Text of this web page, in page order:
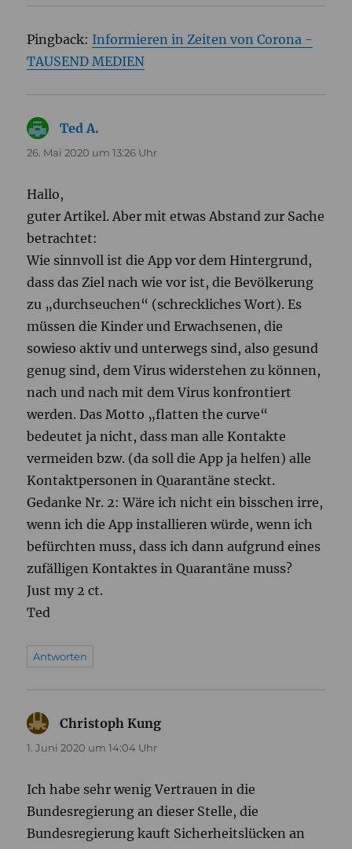
Pingback: Informieren in Zeiten von Corona -
TAUSEND MEDIEN
Ted A.
26. Mai 2020 um 13:26 Uhr
Hallo,
guter Artikel. Aber mit etwas Abstand zur Sache
betrachtet:
Wie sinnvoll ist die App vor dem Hintergrund,
dass das Ziel nach wie vor ist, die Bevölkerung
zu „durchseuchen“ (schreckliches Wort). Es
müssen die Kinder und Erwachsenen, die
sowieso aktiv und unterwegs sind, also gesund
genug sind, dem Virus widerstehen zu können,
nach und nach mit dem Virus konfrontiert
werden. Das Motto „flatten the curve“
bedeutet ja nicht, dass man alle Kontakte
vermeiden bzw. (da soll die App ja helfen) alle
Kontaktpersonen in Quarantäne steckt.
Gedanke Nr. 2: Wäre ich nicht ein bisschen irre,
wenn ich die App installieren würde, wenn ich
befürchten muss, dass ich dann aufgrund eines
zufälligen Kontaktes in Quarantäne muss?
Just my 2 ct.
Ted
Antworten
Christoph Kung
1. Juni 2020 um 14:04 Uhr
Ich habe sehr wenig Vertrauen in die
Bundesregierung an dieser Stelle, die
Bundesregierung kauft Sicherheitslücken an